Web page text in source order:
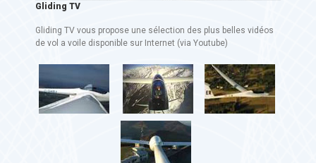
Gliding TV
Gliding TV vous propose une sélection des plus belles vidéos
de vol a voile disponible sur Internet (via Youtube)